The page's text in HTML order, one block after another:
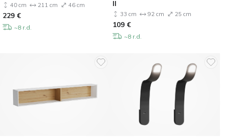
40 cm 211 cm 46 cm
229 €
~8 r.d.
II
33 cm 92 cm 25 cm
109 €
~8 r.d.